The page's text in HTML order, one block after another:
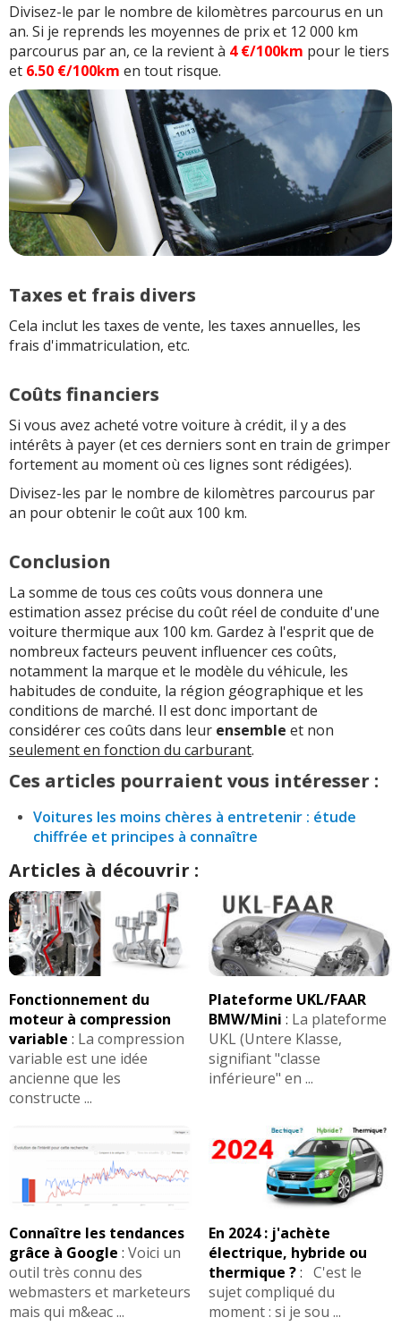
Divisez-le par le nombre de kilomètres parcourus en un
an. Si je reprends les moyennes de prix et 12 000 km
parcourus par an, ce la revient à 4 €/100km pour le tiers
et 6.50 €/100km en tout risque.
Taxes et frais divers
Cela inclut les taxes de vente, les taxes annuelles, les
frais d'immatriculation, etc.
Coûts financiers
Si vous avez acheté votre voiture à crédit, il y a des
intérêts à payer (et ces derniers sont en train de grimper
fortement au moment où ces lignes sont rédigées).
Divisez-les par le nombre de kilomètres parcourus par
an pour obtenir le coût aux 100 km.
Conclusion
La somme de tous ces coûts vous donnera une
estimation assez précise du coût réel de conduite d'une
voiture thermique aux 100 km. Gardez à l'esprit que de
nombreux facteurs peuvent influencer ces coûts,
notamment la marque et le modèle du véhicule, les
habitudes de conduite, la région géographique et les
conditions de marché. Il est donc important de
considérer ces coûts dans leur ensemble et non
seulement en fonction du carburant.
Ces articles pourraient vous intéresser :
Voitures les moins chères à entretenir : étude
chiffrée et principes à connaître
Articles à découvrir :
Fonctionnement du
moteur à compression
variable : La compression
variable est une idée
ancienne que les
constructe ...
Plateforme UKL/FAAR
BMW/Mini : La plateforme
UKL (Untere Klasse,
signifiant "classe
inférieure" en ...
Connaître les tendances
grâce à Google : Voici un
outil très connu des
webmasters et marketeurs
mais qui m&eac ...
En 2024 : j'achète
électrique, hybride ou
thermique ?: C'est le
sujet compliqué du
moment : si je sou ...